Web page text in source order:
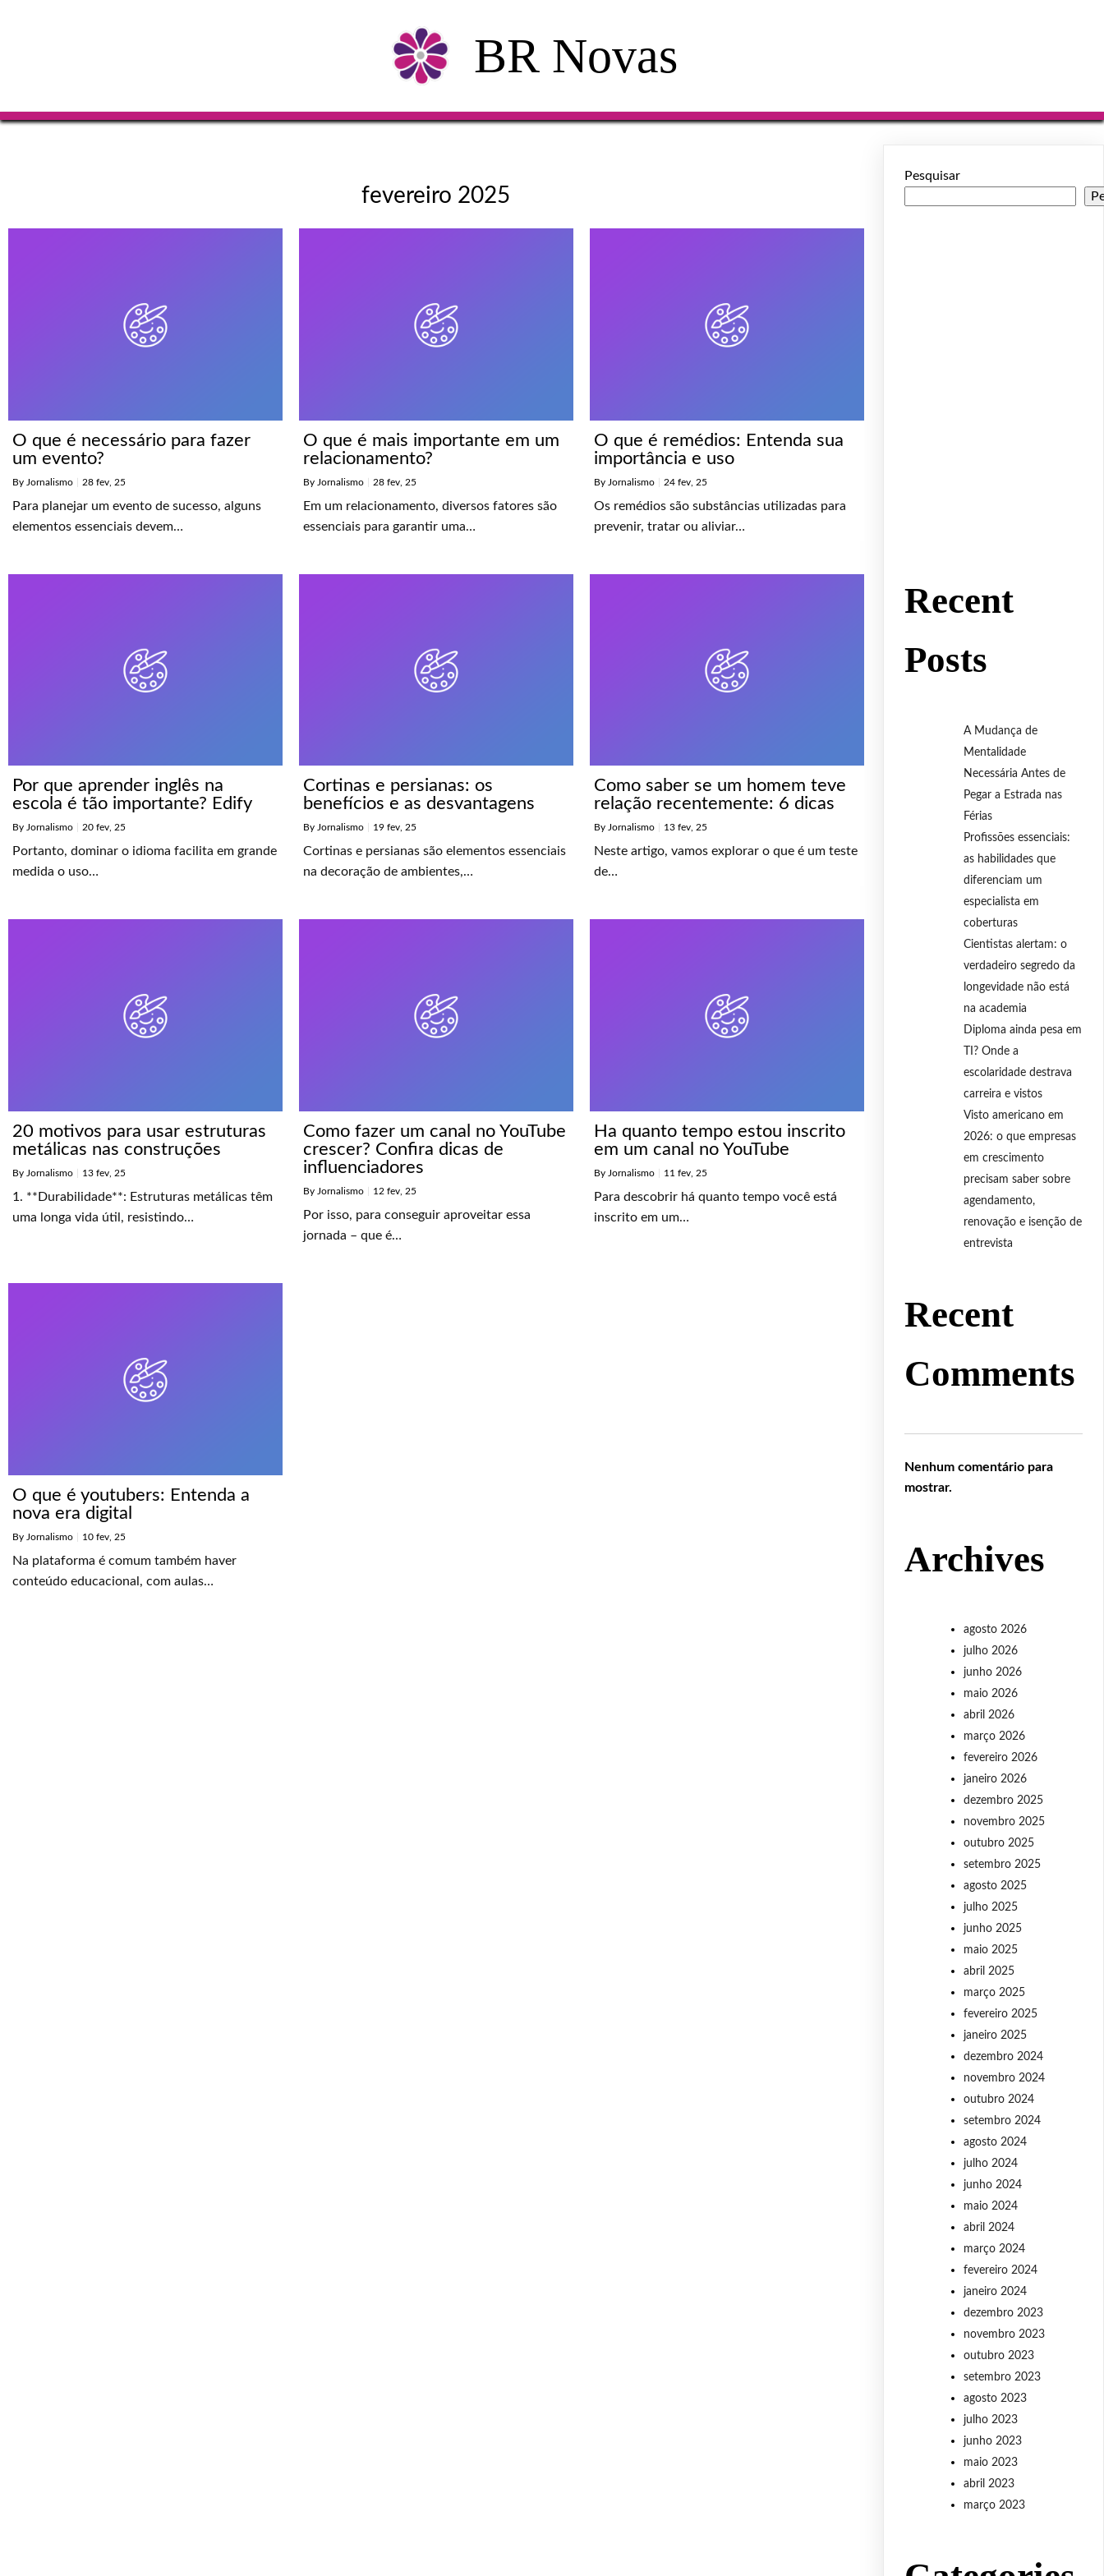
BR Novas
fevereiro 2025
O que é necessário para fazer
um evento?
By Jornalismo 28 fev, 25
Para planejar um evento de sucesso, alguns
elementos essenciais devem…
O que é mais importante em um
relacionamento?
By Jornalismo 28 fev, 25
Em um relacionamento, diversos fatores são
essenciais para garantir uma…
O que é remédios: Entenda sua
importância e uso
By Jornalismo 24 fev, 25
Os remédios são substâncias utilizadas para
prevenir, tratar ou aliviar…
Por que aprender inglês na
escola é tão importante? Edify
By Jornalismo 20 fev, 25
Portanto, dominar o idioma facilita em grande
medida o uso…
Cortinas e persianas: os
benefícios e as desvantagens
By Jornalismo 19 fev, 25
Cortinas e persianas são elementos essenciais
na decoração de ambientes,…
Como saber se um homem teve
relação recentemente: 6 dicas
By Jornalismo 13 fev, 25
Neste artigo, vamos explorar o que é um teste
de…
20 motivos para usar estruturas
metálicas nas construções
By Jornalismo 13 fev, 25
1. **Durabilidade**: Estruturas metálicas têm
uma longa vida útil, resistindo…
Como fazer um canal no YouTube
crescer? Confira dicas de
influenciadores
By Jornalismo 12 fev, 25
Por isso, para conseguir aproveitar essa
jornada – que é…
Ha quanto tempo estou inscrito
em um canal no YouTube
By Jornalismo 11 fev, 25
Para descobrir há quanto tempo você está
inscrito em um…
O que é youtubers: Entenda a
nova era digital
By Jornalismo 10 fev, 25
Na plataforma é comum também haver
conteúdo educacional, com aulas…
Pesquisar
Recent
Posts
A Mudança de
Mentalidade
Necessária Antes de
Pegar a Estrada nas
Férias
Profissões essenciais:
as habilidades que
diferenciam um
especialista em
coberturas
Cientistas alertam: o
verdadeiro segredo da
longevidade não está
na academia
Diploma ainda pesa em
TI? Onde a
escolaridade destrava
carreira e vistos
Visto americano em
2026: o que empresas
em crescimento
precisam saber sobre
agendamento,
renovação e isenção de
entrevista
Recent
Comments
Nenhum comentário para
mostrar.
Archives
agosto 2026
julho 2026
junho 2026
maio 2026
abril 2026
março 2026
fevereiro 2026
janeiro 2026
dezembro 2025
novembro 2025
outubro 2025
setembro 2025
agosto 2025
julho 2025
junho 2025
maio 2025
abril 2025
março 2025
fevereiro 2025
janeiro 2025
dezembro 2024
novembro 2024
outubro 2024
setembro 2024
agosto 2024
julho 2024
junho 2024
maio 2024
abril 2024
março 2024
fevereiro 2024
janeiro 2024
dezembro 2023
novembro 2023
outubro 2023
setembro 2023
agosto 2023
julho 2023
junho 2023
maio 2023
abril 2023
março 2023